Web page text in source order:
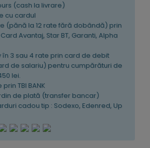
(cash la livrare)
cu cardul
(pănă la 12 rate fără dobândă) prin
Avantaj, Star BT, Garanti, Alpha
în 3 sau 4 rate prin card de debit
de salariu) pentru cumpărături de
lei.
TBI BANK
de plată (transfer bancar)
cadou tip : Sodexo, Edenred, Up